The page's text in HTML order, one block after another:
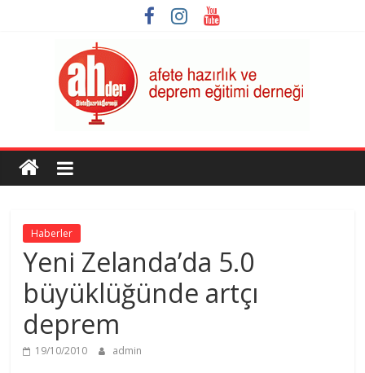
AHDER
Afete
ve
Deprem
Eğitimi
Derneği
Haberler
Yeni Zelanda’da 5.0
büyüklüğünde artçı
deprem
19/10/2010 admin